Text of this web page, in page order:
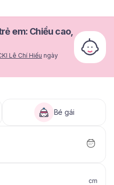
em: Chiều cao,
Lê Chí Hiếu ngày
Bé gái
cm